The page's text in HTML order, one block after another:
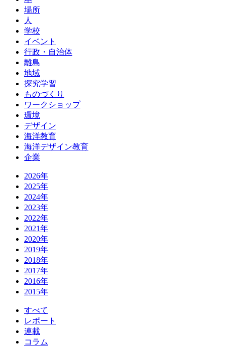
場所
人
学校
イベント
行政・自治体
離島
地域
探究学習
ものづくり
ワークショップ
環境
デザイン
海洋教育
海洋デザイン教育
企業
2026年
2025年
2024年
2023年
2022年
2021年
2020年
2019年
2018年
2017年
2016年
2015年
すべて
レポート
連載
コラム